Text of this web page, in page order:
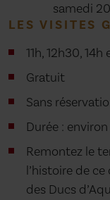
samedi
LES VISITES
11h, 12h30, 14h
Gratuit
Sans
Durée : environ
Remontez le
l’histoire de
des Ducs